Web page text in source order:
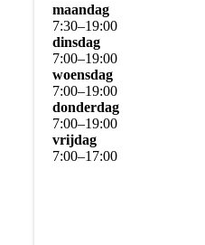
maandag
7:30–19:00
dinsdag
7:00–19:00
woensdag
7:00–19:00
donderdag
7:00–19:00
vrijdag
7:00–17:00